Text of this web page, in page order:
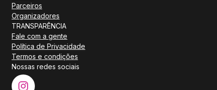
Parceiros
Organizadores
TRANSPARÊNCIA
Fale com a gente
Política de Privacidade
Termos e condições
Nossas redes sociais